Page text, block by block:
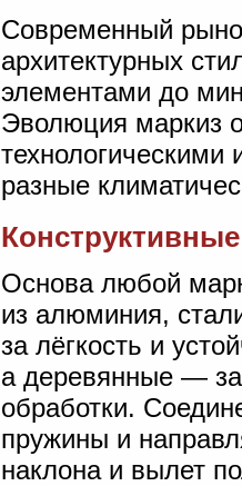
Современный
архитектурных
элементами до
Эволюция маркиз
технологическими
разные
Основа любой
из алюминия,
за лёгкость и
а деревянные — за
обработки.
пружины и
наклона и вылет